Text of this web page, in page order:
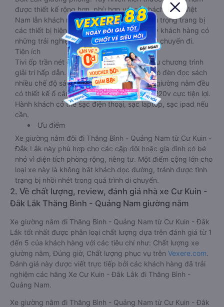
được thiết kế rộng hơn, phù hợp với cả khách hàng Việt
Nam lẫn khách nước ngoài. Nhà xe vẫn chú trọng trang bị
các thiết bị hiện đại nhằm đảm bảo cho quý khách hàng có
những trải nghiệm thoải mái nhất trong suốt chuyến đi.
Tiện ích
Tivi ốp trần nét cứng, đầu HD tích hợp nhiều chương trình
giải trí hấp dẫn. Trong phòng có tai nghe, có đèn đọc sách
nhiều chế độ sáng, wifi tốc độ cao. Tại mỗi giường nằm đều
có thiết kế ổ cắm sạc đa năng nguồn điện 220v cực tiện lợi.
Hành khách có thể sạc điện thoại, sạc laptop, sạc ipad nếu
cần.
Ưu điểm
Xe giường nằm đôi đi Thăng Bình - Quảng Nam từ Cư Kuin -
Đắk Lắk này phù hợp cho các cặp đôi hoặc gia đình có bé
nhỏ vì diện tích phòng rộng, riêng tư. Một điểm cộng lớn cho
loại xe này là không bắt khách dọc đường, tránh được tình
trạng bị nhồi nhét trong quá trình di chuyển.
2. Về chất lượng, review, đánh giá nhà xe Cư Kuin -
Đắk Lắk Thăng Bình - Quảng Nam giường nằm
Xe giường nằm đi Thăng Bình - Quảng Nam từ Cư Kuin - Đắk
Lắk tốt nhất được phân loại chất lượng dựa trên đánh giá từ 1
đến 5 của khách hàng với các tiêu chí như: Chất lượng xe
giường nằm, Đúng giờ, Chất lượng phục vụ trên Vexere.com.
Đánh giá này được viết trực tiếp bởi các khách hàng đã trải
nghiệm các hãng Xe Cư Kuin - Đắk Lắk đi Thăng Bình -
Quảng Nam.
Xe giường nằm đi Thăng Bình - Quảng Nam từ Cư Kuin - Đắk